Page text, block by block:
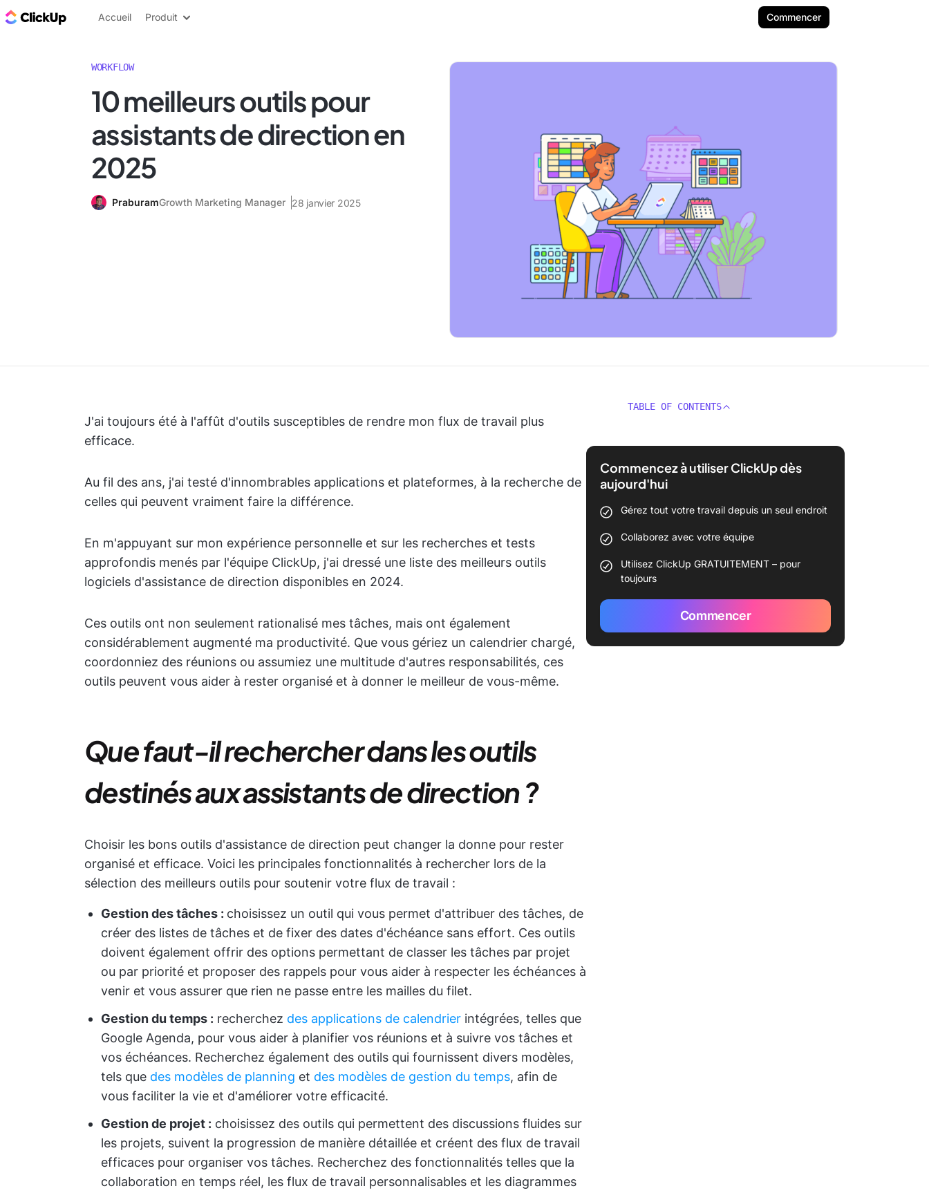
ClickUp Blog
Accueil Produit Commencer
WORKFLOW
10 meilleurs outils pour
assistants de direction en
2025
PraburamGrowth Marketing Manager 28 janvier 2025
J'ai toujours été à l'affût d'outils susceptibles de rendre mon flux de travail plus
efficace.
Au fil des ans, j'ai testé d'innombrables applications et plateformes, à la recherche de
celles qui peuvent vraiment faire la différence.
En m'appuyant sur mon expérience personnelle et sur les recherches et tests
approfondis menés par l'équipe ClickUp, j'ai dressé une liste des meilleurs outils
logiciels d'assistance de direction disponibles en 2024.
Ces outils ont non seulement rationalisé mes tâches, mais ont également
considérablement augmenté ma productivité. Que vous gériez un calendrier chargé,
coordonniez des réunions ou assumiez une multitude d'autres responsabilités, ces
outils peuvent vous aider à rester organisé et à donner le meilleur de vous-même.
Que faut-il rechercher dans les outils
destinés aux assistants de direction ?
Choisir les bons outils d'assistance de direction peut changer la donne pour rester
organisé et efficace. Voici les principales fonctionnalités à rechercher lors de la
sélection des meilleurs outils pour soutenir votre flux de travail :
Gestion des tâches : choisissez un outil qui vous permet d'attribuer des tâches, de
créer des listes de tâches et de fixer des dates d'échéance sans effort. Ces outils
doivent également offrir des options permettant de classer les tâches par projet
ou par priorité et proposer des rappels pour vous aider à respecter les échéances à
venir et vous assurer que rien ne passe entre les mailles du filet.
Gestion du temps : recherchez des applications de calendrier intégrées, telles que
Google Agenda, pour vous aider à planifier vos réunions et à suivre vos tâches et
vos échéances. Recherchez également des outils qui fournissent divers modèles,
tels que des modèles de planning et des modèles de gestion du temps, afin de
vous faciliter la vie et d'améliorer votre efficacité.
Gestion de projet : choisissez des outils qui permettent des discussions fluides sur
les projets, suivent la progression de manière détaillée et créent des flux de travail
efficaces pour organiser vos tâches. Recherchez des fonctionnalités telles que la
collaboration en temps réel, les flux de travail personnalisables et les diagrammes
TABLE OF CONTENTS
Commencez à utiliser ClickUp dès
aujourd'hui
Gérez tout votre travail depuis un seul endroit
Collaborez avec votre équipe
Utilisez ClickUp GRATUITEMENT – pour
toujours
Commencer